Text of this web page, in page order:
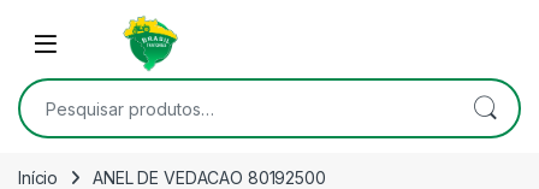
Skip to navigation
Open
Pesquisar por:
Início ANEL DE VEDACAO 80192500